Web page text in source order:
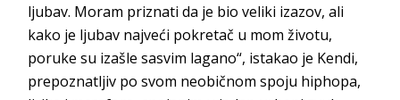
ljubav. Moram priznati da je bio veliki izazov, ali
kako je ljubav najveći pokretač u mom životu,
poruke su izašle sasvim lagano“, istakao je Kendi,
prepoznatljiv po svom neobičnom spoju hiphopa,